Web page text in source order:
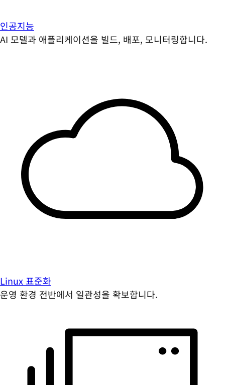
인공지능
AI 모델과 애플리케이션을 빌드, 배포, 모니터링합니다.
Linux 표준화
운영 환경 전반에서 일관성을 확보합니다.